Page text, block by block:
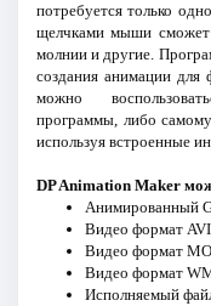
потребуется только
щелчками мыши сможет
молнии и другие.
создания анимации
можно
программы, либо самому
используя встроенные
DP Animation Maker
Анимированный
Видео формат AVI
Видео формат
Видео формат
Исполняемый